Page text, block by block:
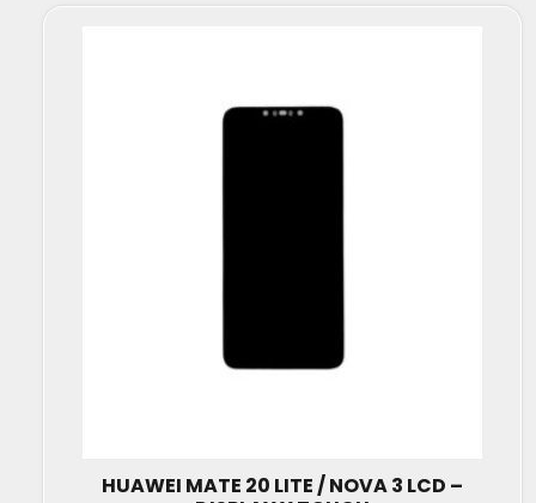
HUAWEI MATE 20 LITE / NOVA 3 LCD –